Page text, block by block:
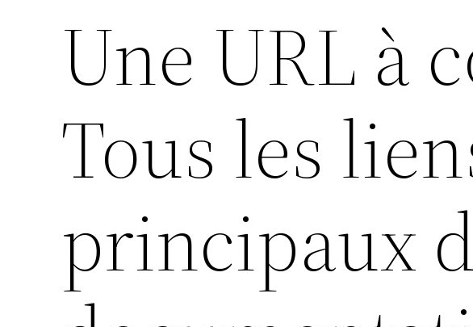
Une URL à
Tous les
principaux